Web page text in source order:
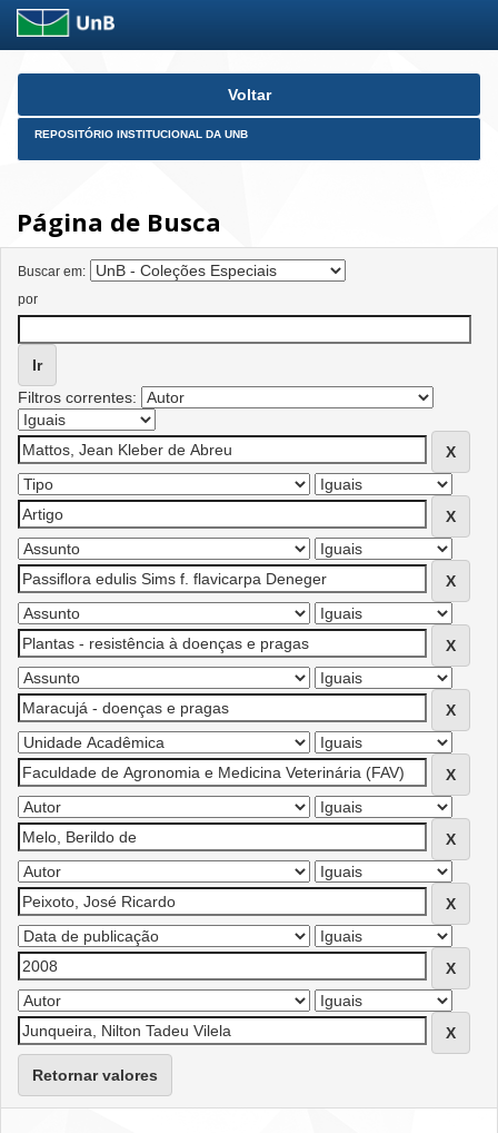
Skip
Voltar
REPOSITÓRIO INSTITUCIONAL DA UNB
Página de Busca
Buscar em:
por
Filtros correntes:
Retornar valores